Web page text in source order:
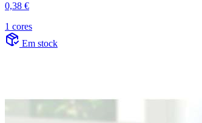
0,38 €
1 cores
Em stock